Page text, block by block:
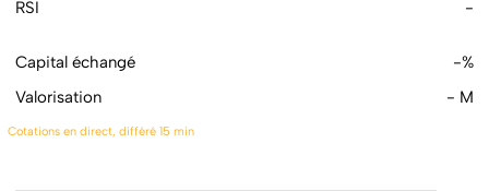
RSI
-
Capital échangé
-%
Valorisation
- M
Cotations en direct, différé 15 min